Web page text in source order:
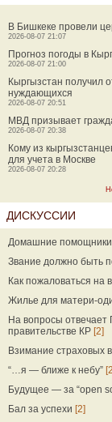
В Бишкеке провели
2026-08-07 21:07
Прогноз погоды в
2026-08-07 21:00
Кыргызстан получил
нуждающихся
2026-08-07 20:51
МВД призывает
2026-08-07 20:38
Кому из
для учета в Москве
2026-08-07 20:28
ДИСКУССИИ
Домашние помощники
Звание должно быть
Как пожаловаться на
Жилье для матери-
На вопросы отвечает
правительстве КР [2]
Взимание страховых
“…я — ближе к небу”
Будущее — за “open
Бал за успехи [2]